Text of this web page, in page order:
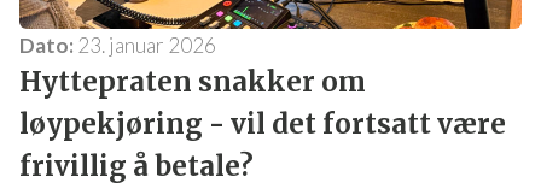
Dato:23. januar 2026
Hyttepraten snakker om
løypekjøring - vil det fortsatt
være frivillig å betale?
Etternavn
E-post